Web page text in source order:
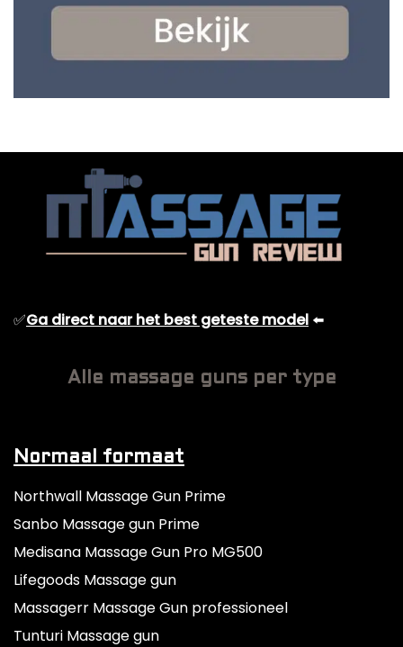
✅Ga direct naar het best geteste model ⬅️
Alle massage guns per type
Normaal formaat
Northwall Massage Gun Prime
Sanbo Massage gun Prime
Medisana Massage Gun Pro MG500
Lifegoods Massage gun
Massagerr Massage Gun professioneel
Tunturi Massage gun